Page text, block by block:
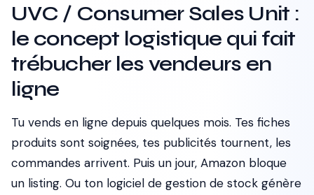
UVC / Consumer Sales Unit :
le concept logistique qui fait
trébucher les vendeurs en
ligne
Tu vends en ligne depuis quelques mois. Tes fiches
produits sont soignées, tes publicités tournent, les
commandes arrivent. Puis un jour, Amazon bloque
un listing. Ou ton logiciel de gestion de stock génère